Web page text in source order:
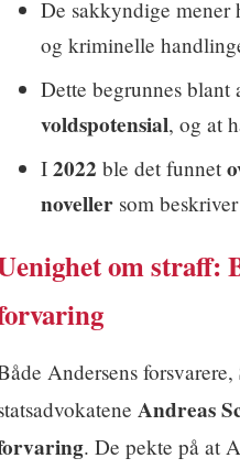
De sakkyndige mener
og kriminelle
Dette begrunnes blant
voldspotensial, og at
I 2022 ble det funnet
noveller som
om straff:
Andersens forsvarere,
Andreas
. De pekte på at